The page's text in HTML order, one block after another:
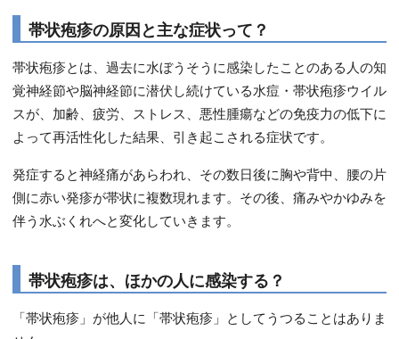
帯状疱疹の原因と主な症状って？
帯状疱疹とは、過去に水ぼうそうに感染したことのある人の知
覚神経節や脳神経節に潜伏し続けている水痘・帯状疱疹ウイル
スが、加齢、疲労、ストレス、悪性腫瘍などの免疫力の低下に
よって再活性化した結果、引き起こされる症状です。
発症すると神経痛があらわれ、その数日後に胸や背中、腰の片
側に赤い発疹が帯状に複数現れます。その後、痛みやかゆみを
伴う水ぶくれへと変化していきます。
帯状疱疹は、ほかの人に感染する？
「帯状疱疹」が他人に「帯状疱疹」としてうつることはありま